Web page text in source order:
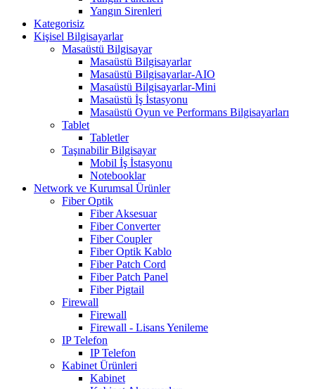
Yangın Sirenleri
Kategorisiz
Kişisel Bilgisayarlar
Masaüstü Bilgisayar
Masaüstü Bilgisayarlar
Masaüstü Bilgisayarlar-AIO
Masaüstü Bilgisayarlar-Mini
Masaüstü İş İstasyonu
Masaüstü Oyun ve Performans Bilgisayarları
Tablet
Tabletler
Taşınabilir Bilgisayar
Mobil İş İstasyonu
Notebooklar
Network ve Kurumsal Ürünler
Fiber Optik
Fiber Aksesuar
Fiber Converter
Fiber Coupler
Fiber Optik Kablo
Fiber Patch Cord
Fiber Patch Panel
Fiber Pigtail
Firewall
Firewall
Firewall - Lisans Yenileme
IP Telefon
IP Telefon
Kabinet Ürünleri
Kabinet